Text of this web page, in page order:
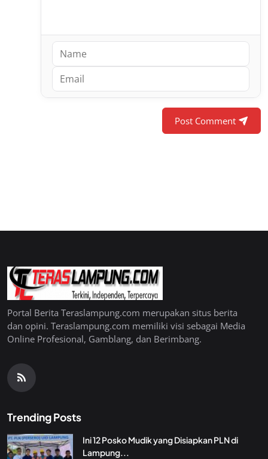
Post Comment
Portal Berita Teraslampung.com merupakan situs berita
dan opini. Teraslampung.com memiliki visi sebagai Media
Online Profesional, Gamblang, dan Berimbang.
Trending Posts
Ini 12 Posko Mudik yang Disiapkan PLN di
Lampung...